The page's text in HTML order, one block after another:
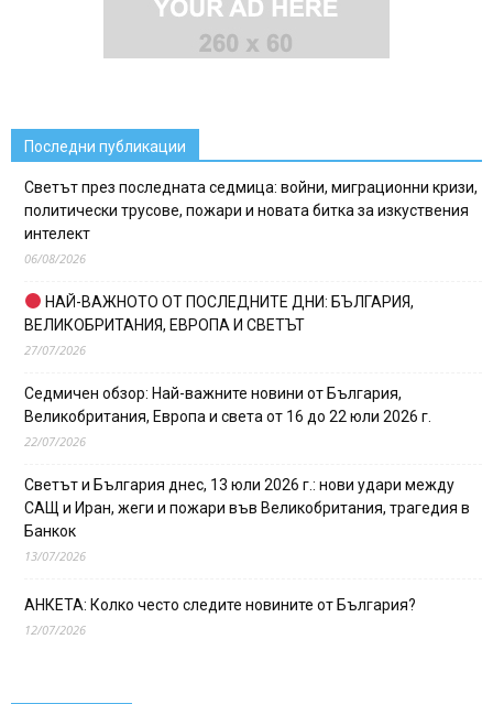
Последни публикации
Светът през последната седмица: войни, миграционни кризи,
политически трусове, пожари и новата битка за изкуствения
интелект
06/08/2026
НАЙ-ВАЖНОТО ОТ ПОСЛЕДНИТЕ ДНИ: БЪЛГАРИЯ,
ВЕЛИКОБРИТАНИЯ, ЕВРОПА И СВЕТЪТ
27/07/2026
Седмичен обзор: Най-важните новини от България,
Великобритания, Европа и света от 16 до 22 юли 2026 г.
22/07/2026
Светът и България днес, 13 юли 2026 г.: нови удари между
САЩ и Иран, жеги и пожари във Великобритания, трагедия в
Банкок
13/07/2026
АНКЕТА: Колко често следите новините от България?
12/07/2026